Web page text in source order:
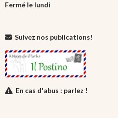
Fermé le lundi
Suivez nos publications!
En cas d'abus : parlez !